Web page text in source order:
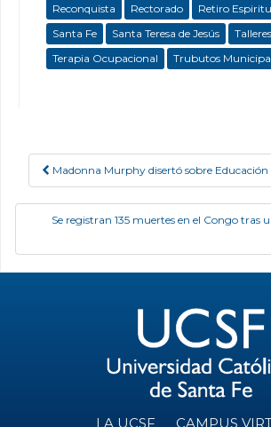
Reconquista
Rectorado
Retiro
Santa Fe
Santa Teresa de Jesús
Talleres
Terapia Ocupacional
Trubutos
Post navigation
Madonna Murphy disertó sobre Educación
Se registran 135 muertes en el Congo tras
LA UCSF CAMPUS